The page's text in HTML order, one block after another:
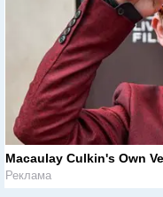
Macaulay Culkin's Own
Реклама